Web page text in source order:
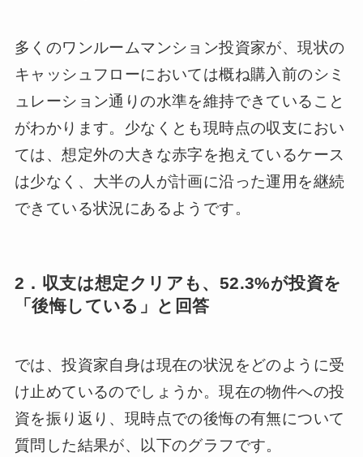
多くのワンルームマンション投資家が、現状の
キャッシュフローにおいては概ね購入前のシミ
ュレーション通りの水準を維持できていること
がわかります。少なくとも現時点の収支におい
ては、想定外の大きな赤字を抱えているケース
は少なく、大半の人が計画に沿った運用を継続
できている状況にあるようです。
2．収支は想定クリアも、52.3%が投資を
「後悔している」と回答
では、投資家自身は現在の状況をどのように受
け止めているのでしょうか。現在の物件への投
資を振り返り、現時点での後悔の有無について
質問した結果が、以下のグラフです。